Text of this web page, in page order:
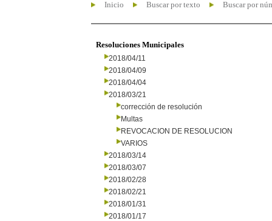
Inicio Buscar por texto Buscar por
Resoluciones Municipales
2018/04/11
2018/04/09
2018/04/04
2018/03/21
corrección de resolución
Multas
REVOCACION DE RESOLUCION
VARIOS
2018/03/14
2018/03/07
2018/02/28
2018/02/21
2018/01/31
2018/01/17